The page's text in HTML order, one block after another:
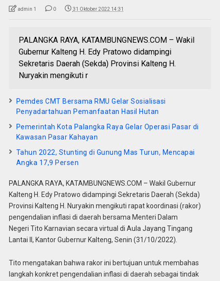
admin 1 0 31 Oktober 2022 14:31
PALANGKA RAYA, KATAMBUNGNEWS.COM – Wakil
Gubernur Kalteng H. Edy Pratowo didampingi
Sekretaris Daerah (Sekda) Provinsi Kalteng H.
Nuryakin mengikuti r
Pemdes CMT Bersama RMU Gelar Sosialisasi
Penyadartahuan Pemanfaatan Hasil Hutan
Pemerintah Kota Palangka Raya Gelar Operasi Pasar di
Kawasan Pasar Kahayan
Tahun 2022, Stunting di Gunung Mas Turun, Mencapai
Angka 17,9 Persen
PALANGKA RAYA, KATAMBUNGNEWS.COM – Wakil Gubernur
Kalteng H. Edy Pratowo didampingi Sekretaris Daerah (Sekda)
Provinsi Kalteng H. Nuryakin mengikuti rapat koordinasi (rakor)
pengendalian inflasi di daerah bersama Menteri Dalam
Negeri Tito Karnavian secara virtual di Aula Jayang Tingang
Lantai II, Kantor Gubernur Kalteng, Senin (31/10/2022).
Tito mengatakan bahwa rakor ini bertujuan untuk membahas
langkah konkret pengendalian inflasi di daerah sebagai tindak